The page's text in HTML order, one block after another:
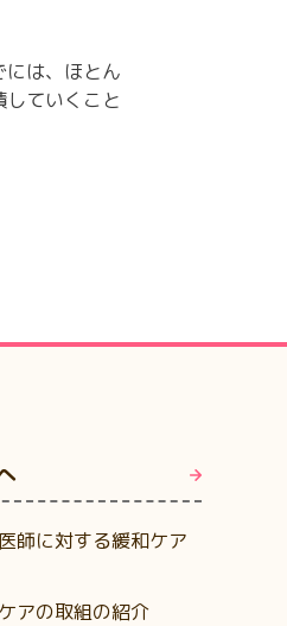
は、ほとん
ていくこと
師に対する緩和ケア
アの取組の紹介